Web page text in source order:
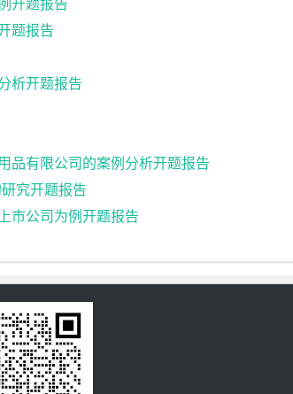
开题报告
题报告
析开题报告
有限公司的案例分析开题报告
究开题报告
市公司为例开题报告